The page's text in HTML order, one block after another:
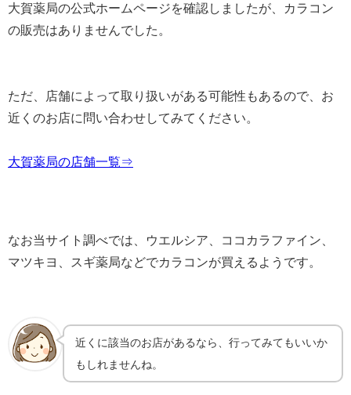
大賀薬局の公式ホームページを確認しましたが、カラコン
の販売はありませんでした。
ただ、店舗によって取り扱いがある可能性もあるので、お
近くのお店に問い合わせしてみてください。
大賀薬局の店舗一覧⇒
なお当サイト調べでは、ウエルシア、ココカラファイン、
マツキヨ、スギ薬局などでカラコンが買えるようです。
近くに該当のお店があるなら、行ってみてもいいか
もしれませんね。